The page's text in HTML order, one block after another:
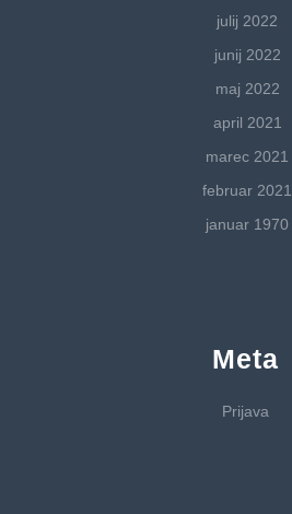
julij 2022
junij 2022
maj 2022
april 2021
marec 2021
februar 2021
januar 1970
Meta
Prijava